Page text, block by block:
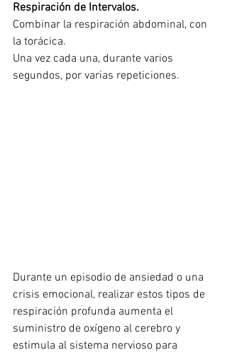
Respiración de Intervalos.
Combinar la respiración abdominal, con
la torácica.
Una vez cada una, durante varios
segundos, por varias repeticiones.
Durante un episodio de ansiedad o una
crisis emocional, realizar estos tipos de
respiración profunda aumenta el
suministro de oxígeno al cerebro y
estimula al sistema nervioso para